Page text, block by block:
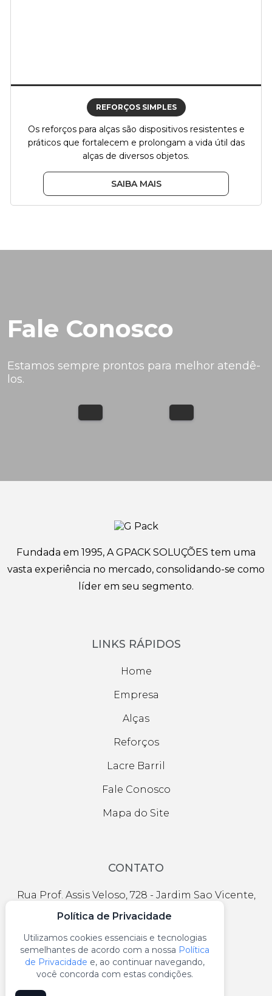
REFORÇOS SIMPLES
Os reforços para alças são dispositivos resistentes e
práticos que fortalecem e prolongam a vida útil das
alças de diversos objetos.
SAIBA MAIS
Fale Conosco
Estamos sempre prontos para melhor atendê-
los.
Fundada em 1995, A GPACK SOLUÇÕES tem uma
vasta experiência no mercado, consolidando-se como
líder em seu segmento.
LINKS RÁPIDOS
Home
Empresa
Alças
Reforços
Lacre Barril
Fale Conosco
Mapa do Site
CONTATO
Rua Prof. Assis Veloso, 728 - Jardim Sao Vicente,
(11) 2956-1174
Política de Privacidade
Utilizamos cookies essenciais e tecnologias
semelhantes de acordo com a nossa Política
de Privacidade e, ao continuar navegando,
você concorda com estas condições.